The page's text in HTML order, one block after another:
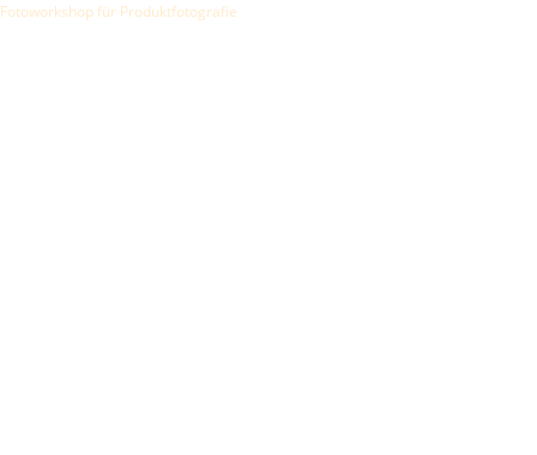
Fotoworkshop für Produktfotografie